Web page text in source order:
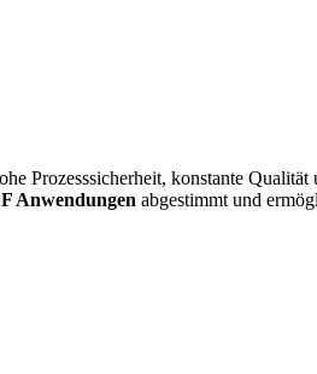
Prozesssicherheit, konstante
Anwendungen abgestimmt und